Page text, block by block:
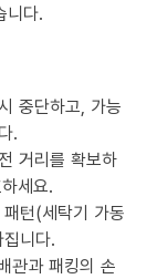
니다.
중단하고, 가능
.
거리를 확보하
세요.
턴(세탁기 가동
니다.
관과 패킹의 손